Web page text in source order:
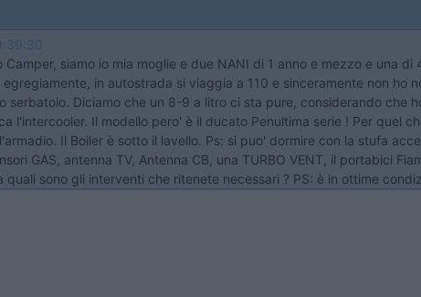
Camper, siamo io mia moglie e due NANI di 1 anno e mezzo e una
in autostrada si viaggia a 110 e sinceramente non ho
serbatoio. Diciamo che un 8-9 a litro ci sta pure, considerando che
l'intercooler. Il modello pero' è il ducato Penultima serie ! Per quel
Il Boiler è sotto il lavello. Ps: si puo' dormire con la stufa
GAS, antenna TV, Antenna CB, una TURBO VENT, il portabici
quali sono gli interventi che ritenete necessari ? PS: è in ottime